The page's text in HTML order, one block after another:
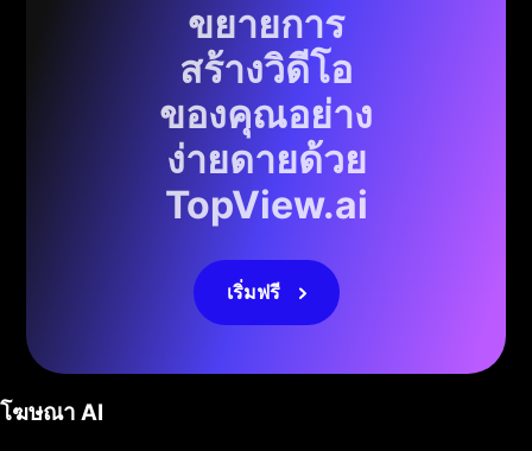
ขยายการ
สร้างวิดีโอ
ของคุณอย่าง
ง่ายดายด้วย
TopView.ai
เริ่มฟรี
โฆษณา AI